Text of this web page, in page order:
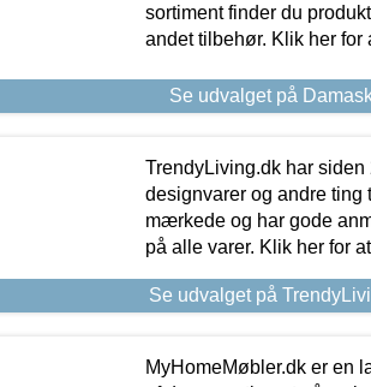
sortiment finder du
andet tilbehør. Klik her for
Se udvalget på
TrendyLiving.dk har
designvarer og andre ting
mærkede og har gode
på alle varer. Klik her for
Se udvalget på
MyHomeMøbler.dk er en